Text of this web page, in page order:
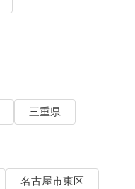
三重県
名古屋市東区